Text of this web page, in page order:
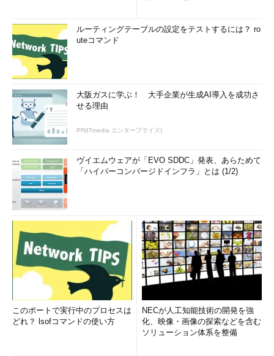
ルーティングテーブルの設定をテストするには？ ro
uteコマンド
大阪ガスに学ぶ！ 大手企業が生成AI導入を成功さ
せる理由
PR(ITmedia エンタープライズ)
ヴイエムウェアが「EVO SDDC」発表、あらためて
「ハイパーコンバージドインフラ」とは (1/2)
このポートで実行中のプロセスは
どれ？ lsofコマンドの使い方
NECが人工知能技術の開発を強
化、映像・画像の探索などを含む
ソリューション体系を整備